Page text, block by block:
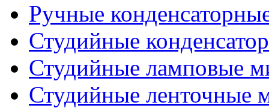
Ручные
Студийные
Студийные ламповые
Студийные ленточные